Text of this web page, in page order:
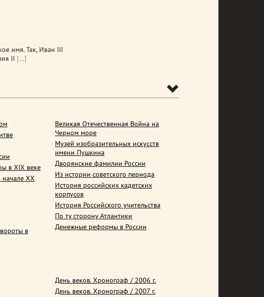
имя. Так, Иван III
II […]
в XIX веке
начале ХХ
в
Великая Отечественная Война на
Черном море
Музей изобразительных искусств
имени Пушкина
Дворянские фамилии России
Из истории советского периода
История российских кадетских
корпусов
История Российского учительства
По ту сторону Атлантики
Денежные реформы в России
День веков. Хронограф / 2006 г.
День веков. Хронограф / 2007 г.